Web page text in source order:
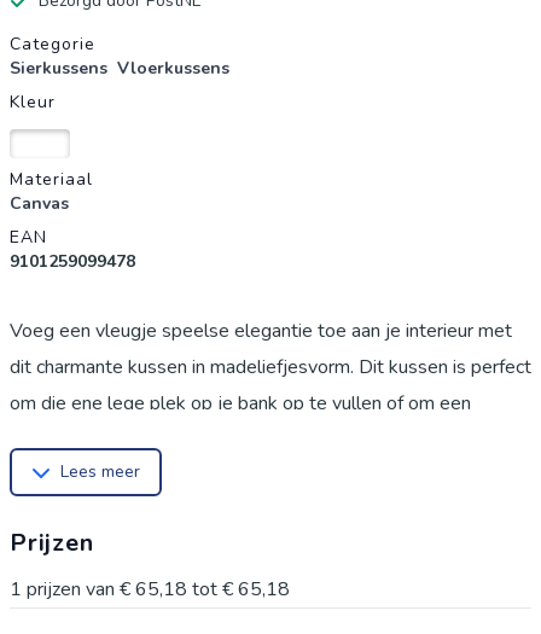
Productgegevens
Categorie
Sierkussens Vloerkussens
Kleur
Materiaal
Canvas
EAN
9101259099478
Voeg een vleugje speelse elegantie toe aan je interieur met
dit charmante kussen in madeliefjesvorm. Dit kussen is perfect
om die ene lege plek op je bank op te vullen of om een
een lust voor het oog, maar ook heerlijk om tegenaan te
zacht en huidvriendelijk aan. Gevuld met veerkrachtig katoen,
behoudt het zijn vorm, zelfs na veelvuldig gebruik. Het
Lees meer
Prijzen
1 prijzen van € 65,18 tot€ 65,18